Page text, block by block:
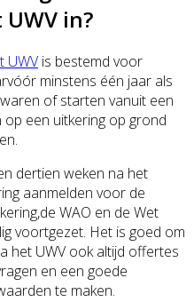
in?
UWV is bestemd voor
minstens één jaar als
of starten vanuit een
een uitkering op grond
dertien weken na het
aanmelden voor de
WAO en de Wet
voortgezet. Het is goed om
het UWV ook altijd offertes
en een goede
te maken.